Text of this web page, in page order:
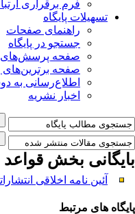
فرم برقراری
تسهیلات پایگاه
راهنمای صفحات
جستجو در پایگاه
صفحه پرسش‌های
صفحه برترین‌های
اطلاع‌رسانی به
اخبار نشریه
بایگانی بخش قواعد
آئین نامه اخلاقی
پایگاه های مرتبط